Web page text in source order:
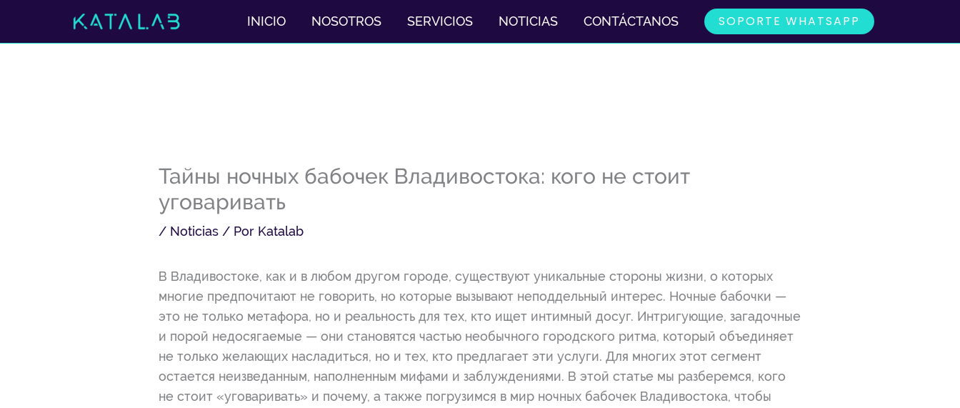
INICIO NOSOTROS SERVICIOS NOTICIAS CONTÁCTANOS SOPORTE WHATSAPP
Тайны ночных бабочек Владивостока: кого не стоит
уговаривать
/ Noticias / Por Katalab
В Владивостоке, как и в любом другом городе, существуют уникальные стороны жизни, о которых
многие предпочитают не говорить, но которые вызывают неподдельный интерес. Ночные бабочки —
это не только метафора, но и реальность для тех, кто ищет интимный досуг. Интригующие, загадочные
и порой недосягаемые — они становятся частью необычного городского ритма, который объединяет
не только желающих насладиться, но и тех, кто предлагает эти услуги. Для многих этот сегмент
остается неизведанным, наполненным мифами и заблуждениями. В этой статье мы разберемся, кого
не стоит «уговаривать» и почему, а также погрузимся в мир ночных бабочек Владивостока, чтобы